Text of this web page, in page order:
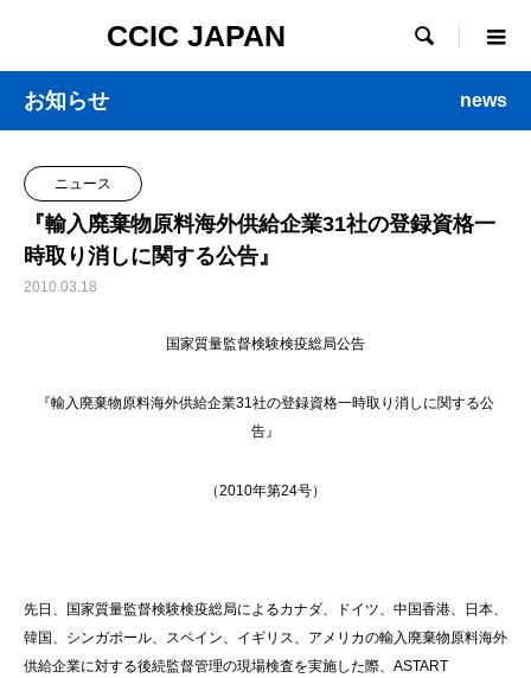
CCIC JAPAN 
お知らせ news
ニュース
『輸入廃棄物原料海外供給企業31社の登録資格一
時取り消しに関する公告』
2010.03.18
国家質量監督検験検疫総局公告
『輸入廃棄物原料海外供給企業31社の登録資格一時取り消しに関する公
告』
（2010年第24号）
先日、国家質量監督検験検疫総局によるカナダ、ドイツ、中国香港、日本、
韓国、シンガポール、スペイン、イギリス、アメリカの輸入廃棄物原料海外
供給企業に対する後続監督管理の現場検査を実施した際、ASTART